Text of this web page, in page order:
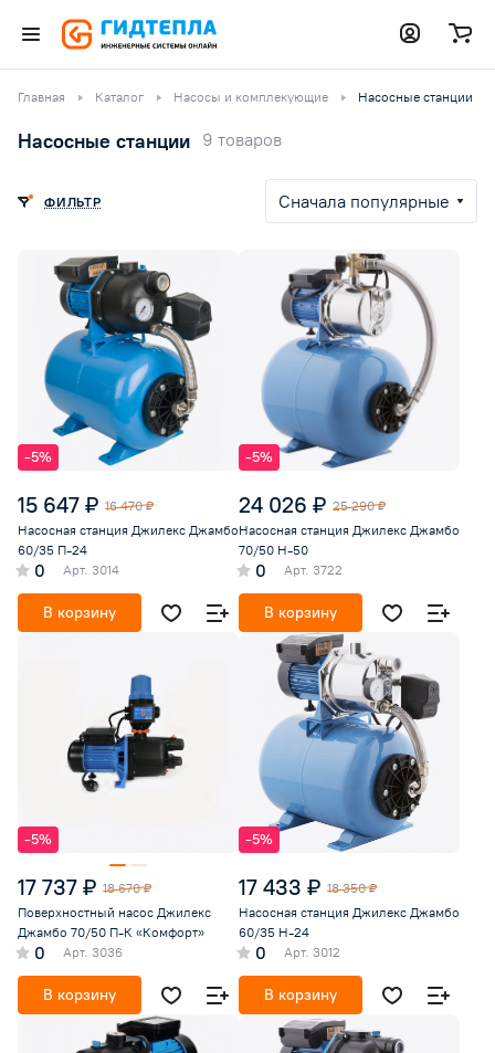
Главная Каталог Насосы и комплекующие Насосные станции
Насосные станции 9 товаров
ФИЛЬТР Сначала популярные
-5%
15 647 ₽ 16 470 ₽
Насосная станция Джилекс Джамбо
60/35 П-24
0 Арт. 3014
В корзину
-5%
24 026 ₽ 25 290 ₽
Насосная станция Джилекс Джамбо
70/50 Н-50
0 Арт. 3722
В корзину
-5%
17 737 ₽ 18 670 ₽
Поверхностный насос Джилекс
Джамбо 70/50 П-К «Комфорт»
0 Арт. 3036
В корзину
-5%
17 433 ₽ 18 350 ₽
Насосная станция Джилекс Джамбо
60/35 Н-24
0 Арт. 3012
В корзину